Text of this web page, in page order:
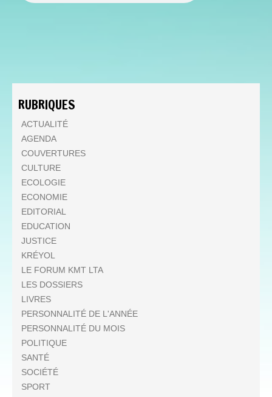
RUBRIQUES
ACTUALITÉ
AGENDA
COUVERTURES
CULTURE
ECOLOGIE
ECONOMIE
EDITORIAL
EDUCATION
JUSTICE
KRÉYOL
LE FORUM KMT LTA
LES DOSSIERS
LIVRES
PERSONNALITÉ DE L'ANNÉE
PERSONNALITÉ DU MOIS
POLITIQUE
SANTÉ
SOCIÉTÉ
SPORT